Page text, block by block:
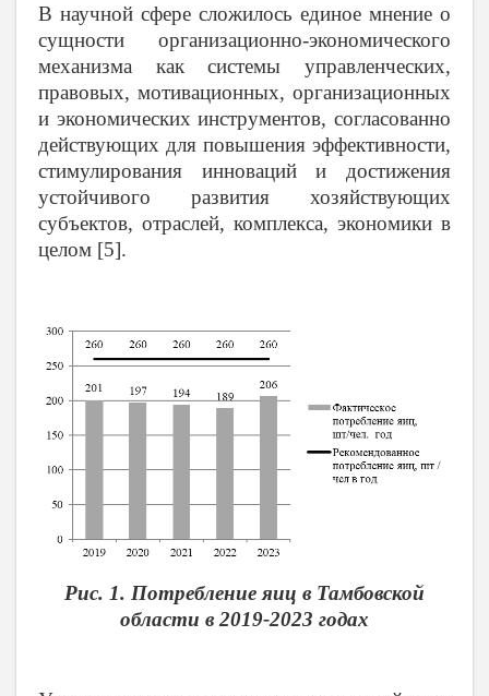
В научной сфере сложилось единое мнение о
сущности организационно-экономического
механизма как системы управленческих,
правовых, мотивационных, организационных
и экономических инструментов, согласованно
действующих для повышения эффективности,
стимулирования инноваций и достижения
устойчивого развития хозяйствующих
субъектов, отраслей, комплекса, экономики в
целом [5].
Рис. 1. Потребление яиц в Тамбовской
области в 2019-2023 годах